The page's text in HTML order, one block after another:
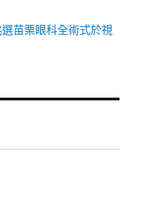
苗栗眼科全術式於視